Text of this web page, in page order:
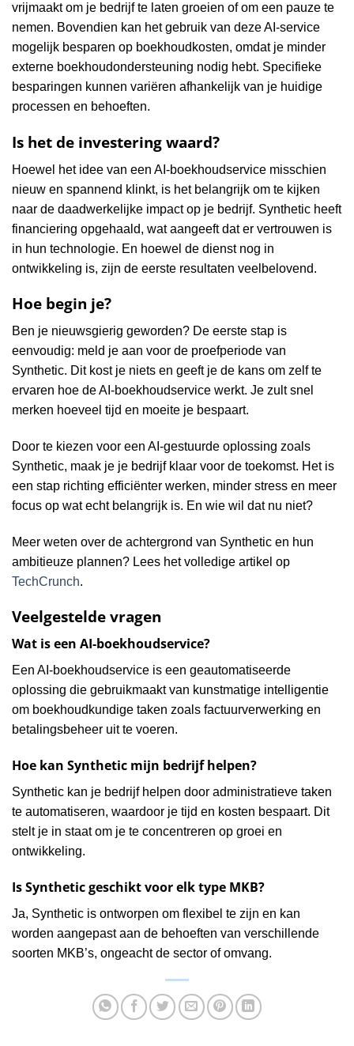
vrijmaakt om je bedrijf te laten groeien of om een pauze te
nemen. Bovendien kan het gebruik van deze AI-service
mogelijk besparen op boekhoudkosten, omdat je minder
externe boekhoudondersteuning nodig hebt. Specifieke
besparingen kunnen variëren afhankelijk van je huidige
processen en behoeften.
Is het de investering waard?
Hoewel het idee van een AI-boekhoudservice misschien
nieuw en spannend klinkt, is het belangrijk om te kijken
naar de daadwerkelijke impact op je bedrijf. Synthetic heeft
financiering opgehaald, wat aangeeft dat er vertrouwen is
in hun technologie. En hoewel de dienst nog in
ontwikkeling is, zijn de eerste resultaten veelbelovend.
Hoe begin je?
Ben je nieuwsgierig geworden? De eerste stap is
eenvoudig: meld je aan voor de proefperiode van
Synthetic. Dit kost je niets en geeft je de kans om zelf te
ervaren hoe de AI-boekhoudservice werkt. Je zult snel
merken hoeveel tijd en moeite je bespaart.
Door te kiezen voor een AI-gestuurde oplossing zoals
Synthetic, maak je je bedrijf klaar voor de toekomst. Het is
een stap richting efficiënter werken, minder stress en meer
focus op wat echt belangrijk is. En wie wil dat nu niet?
Meer weten over de achtergrond van Synthetic en hun
ambitieuze plannen? Lees het volledige artikel op
TechCrunch.
Veelgestelde vragen
Wat is een AI-boekhoudservice?
Een AI-boekhoudservice is een geautomatiseerde
oplossing die gebruikmaakt van kunstmatige intelligentie
om boekhoudkundige taken zoals factuurverwerking en
betalingsbeheer uit te voeren.
Hoe kan Synthetic mijn bedrijf helpen?
Synthetic kan je bedrijf helpen door administratieve taken
te automatiseren, waardoor je tijd en kosten bespaart. Dit
stelt je in staat om je te concentreren op groei en
ontwikkeling.
Is Synthetic geschikt voor elk type MKB?
Ja, Synthetic is ontworpen om flexibel te zijn en kan
worden aangepast aan de behoeften van verschillende
soorten MKB’s, ongeacht de sector of omvang.